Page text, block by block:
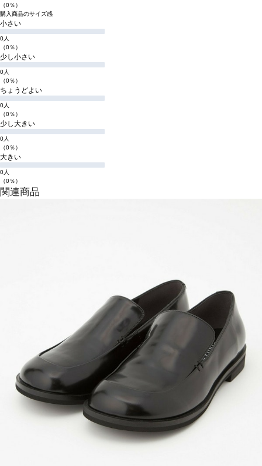
（0％）
購入商品のサイズ感
小さい
0人
（0％）
少し小さい
0人
（0％）
ちょうどよい
0人
（0％）
少し大きい
0人
（0％）
大きい
0人
（0％）
関連商品